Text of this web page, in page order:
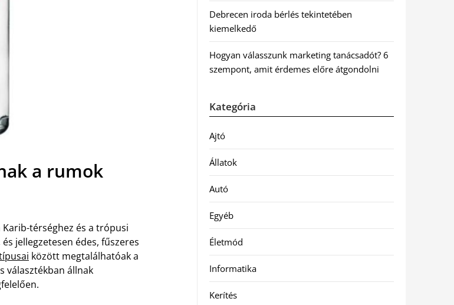
a rumok
térséghez és a trópusi
jellegzetesen édes, fűszeres
között megtalálhatóak a
választékban állnak
Debrecen iroda bérlés tekintetében
kiemelkedő
Hogyan válasszunk marketing tanácsadót? 6
szempont, amit érdemes előre átgondolni
Kategória
Ajtó
Állatok
Autó
Egyéb
Életmód
Informatika
Kerítés